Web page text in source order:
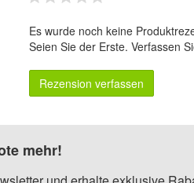
Es wurde noch keine
Seien Sie der Erste. Verfassen
Rezension verfassen
mehr!